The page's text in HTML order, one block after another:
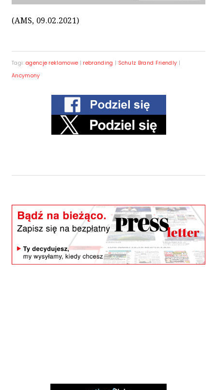
(AMS, 09.02.2021)
Tagi: agencje reklamowe | rebranding | Schulz Brand Friendly |
Ancymony